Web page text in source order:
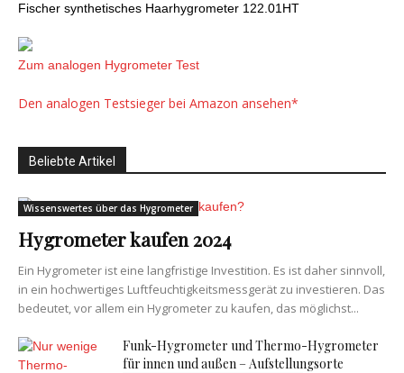
Fischer synthetisches Haarhygrometer 122.01HT
Zum analogen Hygrometer Test
Den analogen Testsieger bei Amazon ansehen*
Beliebte Artikel
Wissenswertes über das Hygrometer
Hygrometer kaufen 2024
Ein Hygrometer ist eine langfristige Investition. Es ist daher sinnvoll,
in ein hochwertiges Luftfeuchtigkeitsmessgerät zu investieren. Das
bedeutet, vor allem ein Hygrometer zu kaufen, das möglichst...
Funk-Hygrometer und Thermo-Hygrometer
für innen und außen – Aufstellungsorte